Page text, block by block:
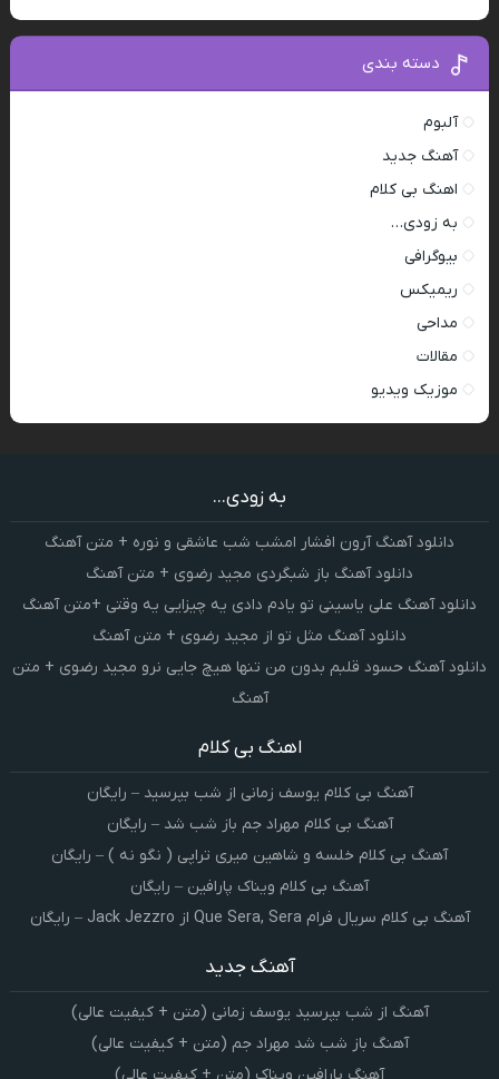
دسته بندی
آلبوم
آهنگ جدید
اهنگ بی کلام
به زودی…
بیوگرافی
ریمیکس
مداحی
مقالات
موزیک ویدیو
به زودی...
دانلود آهنگ آرون افشار امشب شب عاشقی و نوره + متن آهنگ
دانلود آهنگ باز شبگردی مجید رضوی + متن آهنگ
دانلود آهنگ علی یاسینی تو یادم دادی یه چیزایی یه وقتی +متن آهنگ
دانلود آهنگ مثل تو از مجید رضوی + متن آهنگ
دانلود آهنگ حسود قلبم بدون من تنها هیچ جایی نرو مجید رضوی + متن
آهنگ
اهنگ بی کلام
آهنگ بی کلام یوسف زمانی از شب بپرسید – رایگان
آهنگ بی کلام مهراد جم باز شب شد – رایگان
آهنگ بی کلام خلسه و شاهین میری تراپی ( نگو نه ) – رایگان
آهنگ بی کلام ویناک پارافین – رایگان
آهنگ بی کلام سریال فرام Que Sera, Sera از Jack Jezzro – رایگان
آهنگ جدید
آهنگ از شب بپرسید یوسف زمانی (متن + کیفیت عالی)
آهنگ باز شب شد مهراد جم (متن + کیفیت عالی)